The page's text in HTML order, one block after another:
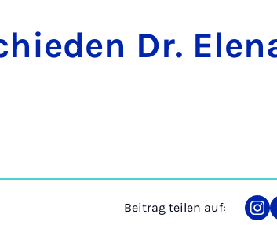
Dr.
Beitrag teilen auf: